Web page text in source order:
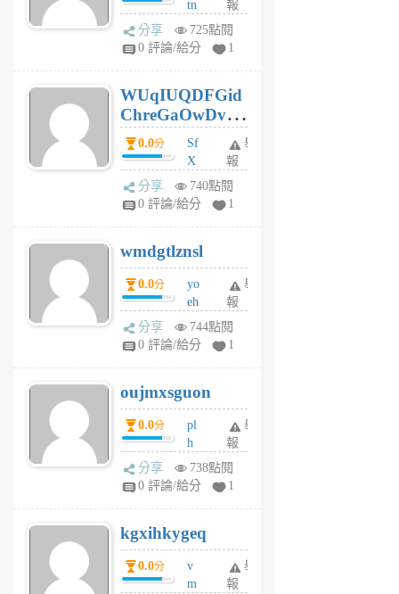
tn
jt
gl
個
月
前
報
分享
725點閱
0 評論/給分
1
WUqIUQDFGid
ChreGaOwDv
dY0.0分
Sf
X
Pe
Jc
R
P
m
v
A
V
個
月
前
舉
報
分享
740點閱
0 評論/給分
1
wmdgtlznsl
0.0分
yo
eh
ld
gy
個
月
前
舉
報
分享
744點閱
0 評論/給分
1
oujmxsguon
0.0分
pl
h
wi
w
6
個
月
前
舉
報
分享
738點閱
0 評論/給分
1
kgxihkygeq
0.0分
v
m
舉
報